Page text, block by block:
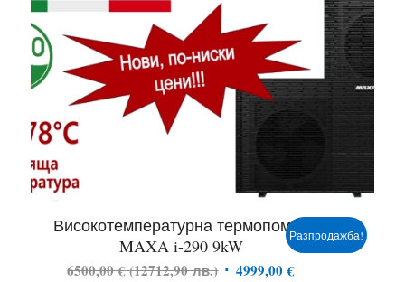
Високотемпературна термопомпа
MAXA i-290 9kW
6500,00€(12712,90лв.) 4999,00€
Разпродажба!